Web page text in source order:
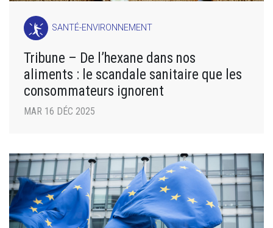
SANTÉ-ENVIRONNEMENT
Tribune – De l’hexane dans nos
aliments : le scandale sanitaire que les
consommateurs ignorent
MAR 16 DÉC 2025